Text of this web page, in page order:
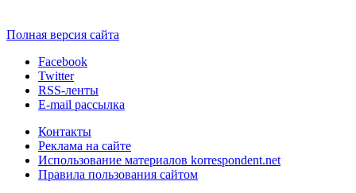
Полная версия сайта
Facebook
Twitter
RSS-ленты
E-mail рассылка
Контакты
Реклама на сайте
Использование материалов korrespondent.net
Правила пользования сайтом